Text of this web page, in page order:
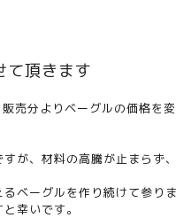
て頂きます
売分よりベーグルの価格を変
が、材料の高騰が止まらず、
ベーグルを作り続けて参りま
幸いです。